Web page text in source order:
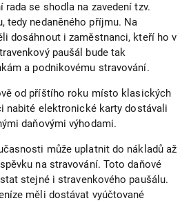
se shodla na zavedení tzv.
tedy nedaněného příjmu. Na
dosáhnout i zaměstnanci, kteří ho v
paušál bude tak
a podnikovému stravování.
od příštího roku místo klasických
nabité elektronické karty dostávali
daňovými výhodami.
může uplatnit do nákladů až
na stravování. Toto daňové
stejné i stravenkového paušálu.
měli dostávat vyúčtované